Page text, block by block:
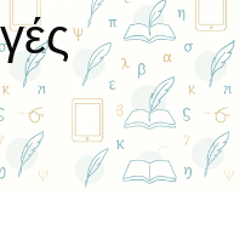
Συλλογή